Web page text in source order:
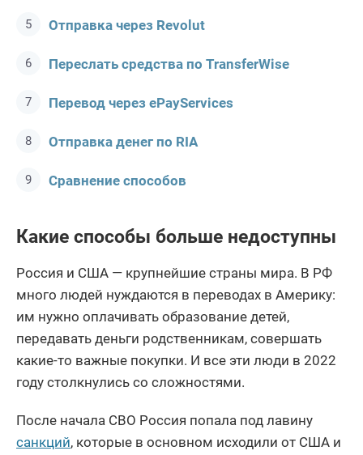
Отправка через Revolut
Переслать средства по TransferWise
Перевод через ePayServices
Отправка денег по RIA
Сравнение способов
Какие способы больше недоступны
Россия и США — крупнейшие страны мира. В РФ
много людей нуждаются в переводах в Америку:
им нужно оплачивать образование детей,
передавать деньги родственникам, совершать
какие-то важные покупки. И все эти люди в 2022
году столкнулись со сложностями.
После начала СВО Россия попала под лавину
санкций, которые в основном исходили от США и